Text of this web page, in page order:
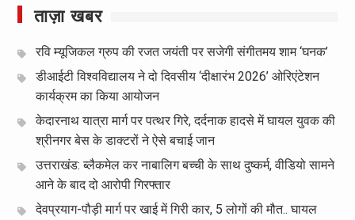
ताज़ा खबर
रवि म्यूजिकल ग्रुप की रजत जयंती पर सजेगी संगीतमय शाम ‘घनक’
डीआईटी विश्वविद्यालय ने दो दिवसीय ‘दीक्षारंभ 2026’ ओरिएंटेशन
कार्यक्रम का किया आयोजन
केदारनाथ यात्रा मार्ग पर पत्थर गिरे, दर्दनाक हादसे में घायल युवक की
श्रीनगर बेस के डाक्टरों ने ऐसे बचाई जान
उत्तराखंड: ब्लैकमेल कर नाबालिग बच्ची के साथ दुष्कर्म, वीडियो सामने
आने के बाद दो आरोपी गिरफ्तार
देवप्रयाग-पौड़ी मार्ग पर खाई में गिरी कार, 5 लोगों की मौत.. घायल